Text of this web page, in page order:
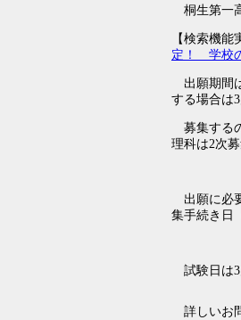
桐生第一
【検索機能
定！ 学校
出願期間
する場合は
募集する
理科は2次募
出願に必
集手続き日
試験日は3
詳しいお